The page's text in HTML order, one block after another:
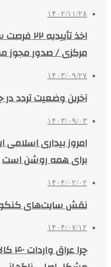
۱۴۰۲/۱۱/۲۸
اخذ
مرکزی / صدور مجوز
۱۴۰۳/۰۹/۲۷
آخرین وضعیت تردد
۱۴۰۳/۰۹/۰۳
امروز بیداری
برای همه روشن است
۱۴۰۴/۰۲/۰۲
نقش سایت‌های
۱۴۰۴/۰۷/۱۲
چرا